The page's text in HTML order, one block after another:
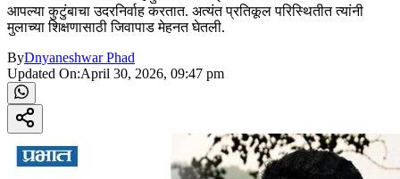
आपल्या कुटुंबाचा उदरनिर्वाह करतात. अत्यंत प्रतिकूल परिस्थितीत त्यांनी
मुलाच्या शिक्षणासाठी जिवापाड मेहनत घेतली.
ByDnyaneshwar Phad
Updated On:April 30, 2026, 09:47 pm